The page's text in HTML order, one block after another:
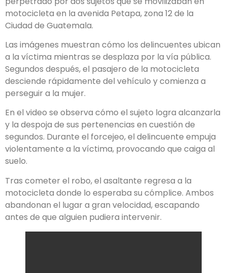
motocicleta en la avenida Petapa, zona 12 de la
Ciudad de Guatemala.
Las imágenes muestran cómo los delincuentes ubican
a la víctima mientras se desplaza por la vía pública.
Segundos después, el pasajero de la motocicleta
desciende rápidamente del vehículo y comienza a
perseguir a la mujer.
En el video se observa cómo el sujeto logra alcanzarla
y la despoja de sus pertenencias en cuestión de
segundos. Durante el forcejeo, el delincuente empuja
violentamente a la víctima, provocando que caiga al
suelo.
Tras cometer el robo, el asaltante regresa a la
motocicleta donde lo esperaba su cómplice. Ambos
abandonan el lugar a gran velocidad, escapando
antes de que alguien pudiera intervenir.